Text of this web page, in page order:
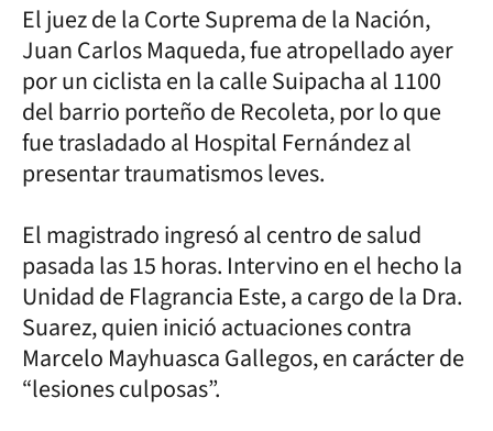
El juez de la Corte Suprema de la Nación,
Juan Carlos Maqueda, fue atropellado ayer
por un ciclista en la calle Suipacha al 1100
del barrio porteño de Recoleta, por lo que
fue trasladado al Hospital Fernández al
presentar traumatismos leves.
El magistrado ingresó al centro de salud
pasada las 15 horas. Intervino en el hecho la
Unidad de Flagrancia Este, a cargo de la Dra.
Suarez, quien inició actuaciones contra
Marcelo Mayhuasca Gallegos, en carácter de
“lesiones culposas”.